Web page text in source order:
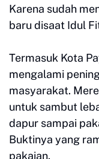
Karena sudah
baru disaat Idul
Termasuk Kota
mengalami
masyarakat.
untuk sambut
dapur sampai
Buktinya yang
pakaian.